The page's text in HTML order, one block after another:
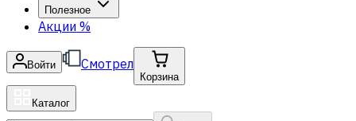
Полезное
Акции %
Войти Смотрел
Корзина
Каталог